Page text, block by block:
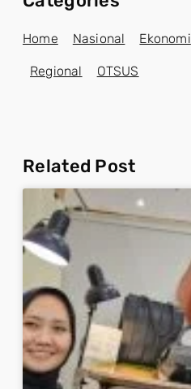
Home Nasional Ekonomi
Regional OTSUS
Related Post